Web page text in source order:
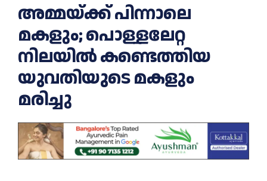
അമ്മയ്ക്ക് പിന്നാലെ
മകളും; പൊള്ളലേറ്റ
നിലയില്‍ കണ്ടെത്തിയ
യുവതിയുടെ മകളും
മരിച്ചു